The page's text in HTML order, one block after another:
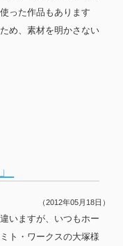
った作品もあります
め、素材を明かさない
（2012年05月18日）
いますが、いつもホー
ト・ワークスの大塚様